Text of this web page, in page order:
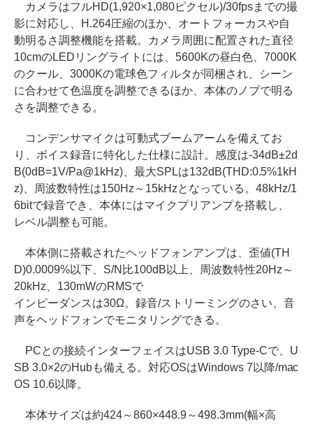
カメラはフルHD(1,920×1,080ピクセル)/30fpsまでの撮
影に対応し、H.264圧縮のほか、オートフォーカスや自
動明るさ調整機能を搭載。カメラ周囲に配置された直径
10cmのLEDリングライトには、5600Kの昼白色、7000K
のクール、3000Kの電球色フィルタが同梱され、シーン
に合わせて色温度を調整できるほか、本体のノブで明る
さを調整できる。
コンデンサマイクは可動式ブームアームを備えてお
り、ボイス録音に特化した仕様に設計。感度は-34dB±2d
B(0dB=1V/Pa@1kHz)、最大SPLは132dB(THD:0.5%1kH
z)、周波数特性は150Hz～15kHzとなっている。48kHz/1
6bitで録音でき、本体にはマイクプリアンプを搭載し、
レベル調整も可能。
本体側に搭載されたヘッドフォンアンプは、歪値(TH
D)0.0009%以下、S/N比100dB以上、周波数特性20Hz～
20kHz、130mWのRMSで
インピーダンスは30Ω。録音/ストリーミングのさい、音
声をヘッドフォンでモニタリングできる。
PCとの接続インターフェイスはUSB 3.0 Type-Cで、U
SB 3.0×2のHubも備える。対応OSはWindows 7以降/mac
OS 10.6以降。
本体サイズは約424～860×448.9～498.3mm(幅×高